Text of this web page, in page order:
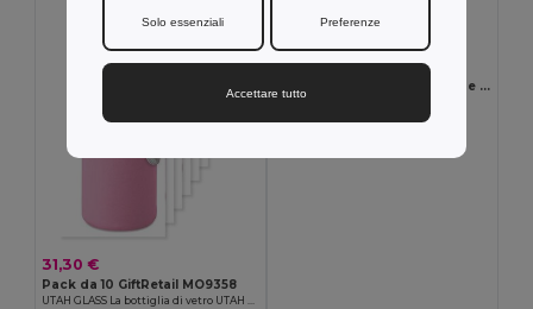
31,30 €
Pack da 10 GiftRetail MO9358
UTAH GLASS La bottiglia di vetro UTAH GLASS 500 ml
3,79 €
Set di borraccia in PP e PET e asciugamano sportivo in poliammide e poliestere
Solo essenziali Preferenze
Accettare tutto